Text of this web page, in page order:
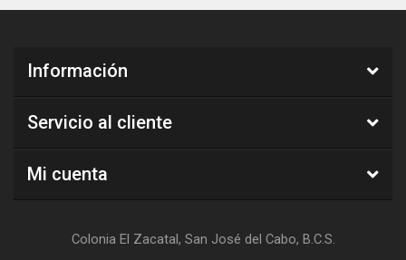
Información
Servicio al cliente
Mi cuenta
Colonia El Zacatal, San José del Cabo, B.C.S.